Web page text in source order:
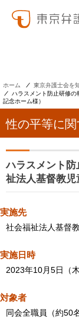
ホーム 東京弁護士会を
ハラスメント防止研修
記念ホーム様）
性の平等に
ハラスメント防
祉法人基督教児
実施先
社会福祉法人基督
実施日時
2023年10月5日（
対象者
同会全職員（約50名